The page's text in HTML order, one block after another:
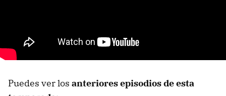
Puedes ver los anteriores episodios de esta